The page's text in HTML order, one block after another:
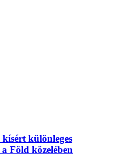
különleges
Föld közelében